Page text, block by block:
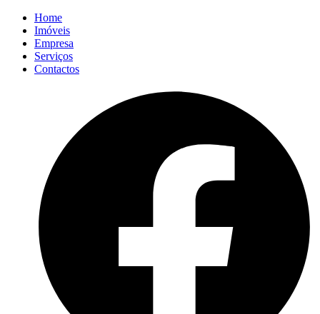
Home
Imóveis
Empresa
Serviços
Contactos